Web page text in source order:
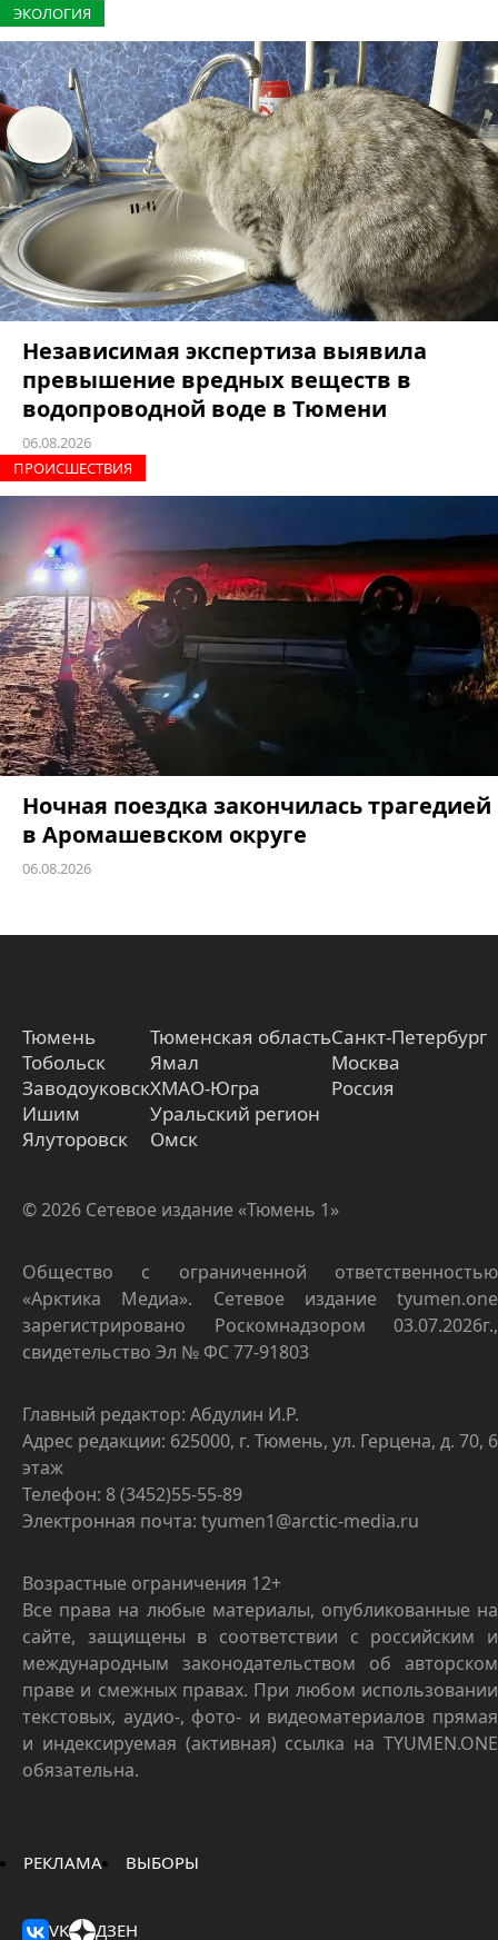
ЭКОЛОГИЯ
Независимая экспертиза выявила
превышение вредных веществ в
водопроводной воде в Тюмени
06.08.2026
ПРОИCШЕСТВИЯ
Ночная поездка закончилась трагедией
в Аромашевском округе
06.08.2026
Тюмень
Тобольск
Заводоуковск
Ишим
Ялуторовск
Тюменская область
Ямал
ХМАО-Югра
Уральский регион
Омск
Санкт-Петербург
Москва
Россия
© 2026 Сетевое издание «Тюмень 1»
Общество с ограниченной ответственностью
«Арктика Медиа». Сетевое издание tyumen.one
зарегистрировано Роскомнадзором 03.07.2026г.,
свидетельство Эл № ФС 77-91803
Главный редактор: Абдулин И.Р.
Адрес редакции: 625000, г. Тюмень, ул. Герцена, д. 70, 6
этаж
Телефон: 8 (3452)55-55-89
Электронная почта: tyumen1@arctic-media.ru
Возрастные ограничения 12+
Все права на любые материалы, опубликованные на
сайте, защищены в соответствии с российским и
международным законодательством об авторском
праве и смежных правах. При любом использовании
текстовых, аудио-, фото- и видеоматериалов прямая
и индексируемая (активная) ссылка на TYUMEN.ONE
обязательна.
РЕКЛАМА ВЫБОРЫ
VK ДЗЕН